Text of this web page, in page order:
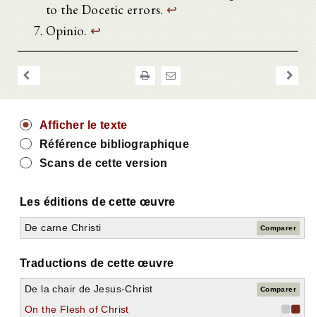
to the Docetic errors.↩
Opinio. ↩
Afficher le texte
Référence bibliographique
Scans de cette version
Les éditions de cette œuvre
De carne Christi Comparer
Traductions de cette œuvre
De la chair de Jesus-Christ Comparer
On the Flesh of Christ